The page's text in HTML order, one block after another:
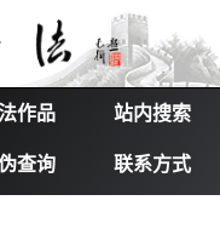
作品 站内搜索
查询 联系方式